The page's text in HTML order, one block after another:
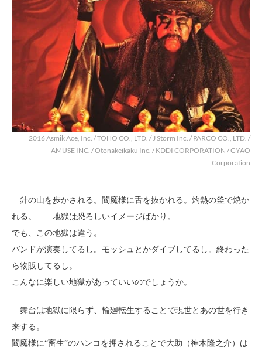
2016 Asmik Ace, Inc. / TOHO CO., LTD. / J Storm Inc. / PARCO CO., LTD. /
AMUSE INC. / Otonakeikaku Inc. / KDDI CORPORATION / GYAO
Corporation
針の山を歩かされる。閻魔様に舌を抜かれる。灼熱の釜で焼か
れる。……地獄は恐ろしいイメージばかり。
でも、この地獄は違う。
バンドが演奏してるし。モッシュとかダイブしてるし。終わった
ら物販してるし。
こんなに楽しい地獄があっていいのでしょうか。
舞台は地獄に限らず、輪廻転生することで現世とあの世を行き
来する。
閻魔様に“畜生”のハンコを押されることで大助（神木隆之介）は